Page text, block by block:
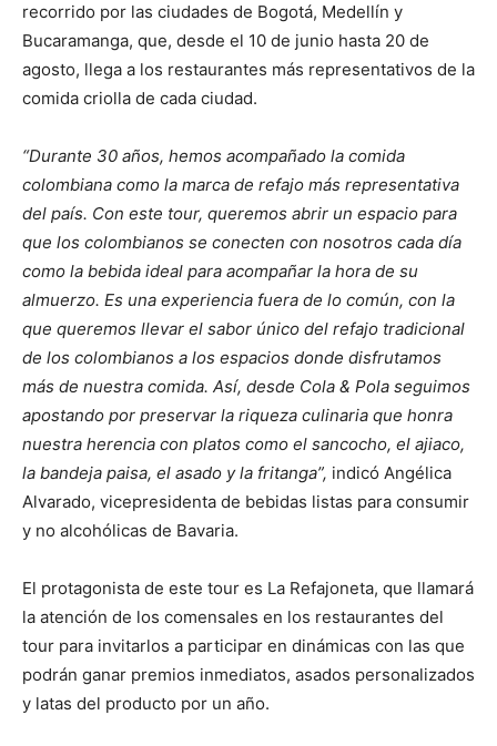
recorrido por las ciudades de Bogotá, Medellín y
Bucaramanga, que, desde el 10 de junio hasta 20 de
agosto, llega a los restaurantes más representativos de la
comida criolla de cada ciudad.
“Durante 30 años, hemos acompañado la comida
colombiana como la marca de refajo más representativa
del país. Con este tour, queremos abrir un espacio para
que los colombianos se conecten con nosotros cada día
como la bebida ideal para acompañar la hora de su
almuerzo. Es una experiencia fuera de lo común, con la
que queremos llevar el sabor único del refajo tradicional
de los colombianos a los espacios donde disfrutamos
más de nuestra comida. Así, desde Cola & Pola seguimos
apostando por preservar la riqueza culinaria que honra
nuestra herencia con platos como el sancocho, el ajiaco,
la bandeja paisa, el asado y la fritanga”, indicó Angélica
Alvarado, vicepresidenta de bebidas listas para consumir
y no alcohólicas de Bavaria.
El protagonista de este tour es La Refajoneta, que llamará
la atención de los comensales en los restaurantes del
tour para invitarlos a participar en dinámicas con las que
podrán ganar premios inmediatos, asados personalizados
y latas del producto por un año.